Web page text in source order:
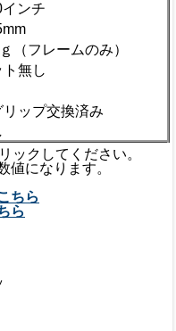
インチ
（フレームのみ）
ト無し
リップ交換済み
ックしてください。
になります。
ちら
ら